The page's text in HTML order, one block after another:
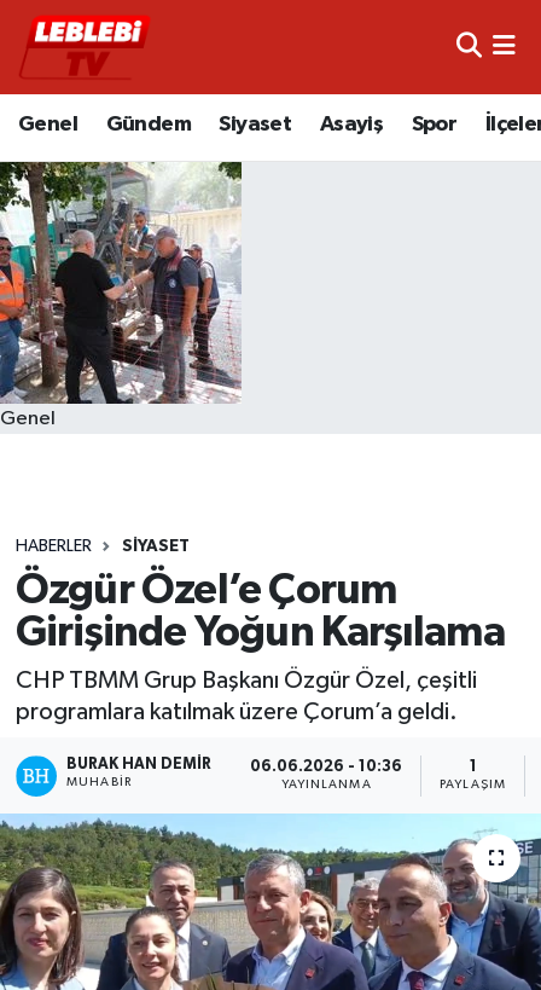
Genel Gündem Siyaset Asayiş Spor
Genel
HABERLER SIYASET
Özgür Özel’e Çorum
Girişinde Yoğun Karşılama
CHP TBMM Grup Başkanı Özgür Özel, çeşitli
programlara katılmak üzere Çorum’a geldi.
BURAK HAN DEMIR
MUHABIR
06.06.2026 - 10:36
YAYINLANMA
1
PAYLAŞIM
Hava Durumu
Trafik Durumu
Süper Lig Puan Durumu ve Fikstür
Tüm Manşetler
Son Dakika Haberleri